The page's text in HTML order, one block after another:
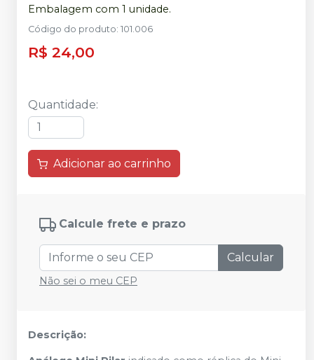
Embalagem com 1 unidade.
Código do produto: 101.006
R$ 24,00
Quantidade:
Adicionar ao carrinho
Calcule frete e prazo
Calcular
Não sei o meu CEP
Descrição: